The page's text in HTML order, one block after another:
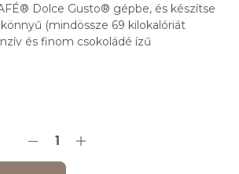
Dolce Gusto® gépbe, és készítse
(mindössze 69 kilokalóriát
és finom csokoládé ízű